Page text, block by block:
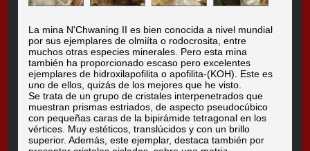
La mina N'Chwaning II es bien conocida a nivel mundial
por sus ejemplares de olmiíta o rodocrosita, entre
muchos otras especies minerales. Pero esta mina
también ha proporcionado escaso pero excelentes
ejemplares de hidroxilapofilita o apofilita-(KOH). Este es
uno de ellos, quizás de los mejores que he visto.
Se trata de un grupo de cristales interpenetrados que
muestran prismas estriados, de aspecto pseudocúbico
con pequeñas caras de la bipirámide tetragonal en los
vértices. Muy estéticos, translúcidos y con un brillo
superior. Además, este ejemplar, destaca también por